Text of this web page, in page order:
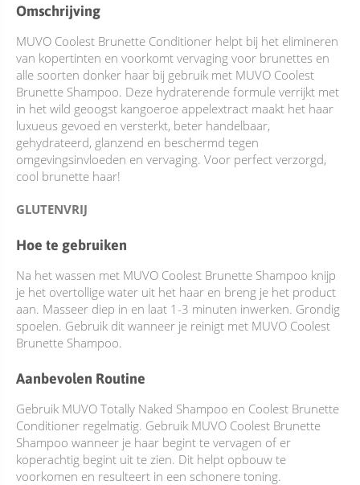
Omschrijving
MUVO Coolest Brunette Conditioner helpt bij het elimineren
van kopertinten en voorkomt vervaging voor brunettes en
alle soorten donker haar bij gebruik met MUVO Coolest
Brunette Shampoo. Deze hydraterende formule verrijkt met
in het wild geoogst kangoeroe appelextract maakt het haar
luxueus gevoed en versterkt, beter handelbaar,
gehydrateerd, glanzend en beschermd tegen
omgevingsinvloeden en vervaging. Voor perfect verzorgd,
cool brunette haar!
GLUTENVRIJ
Hoe te gebruiken
Na het wassen met MUVO Coolest Brunette Shampoo knijp
je het overtollige water uit het haar en breng je het product
aan. Masseer diep in en laat 1-3 minuten inwerken. Grondig
spoelen. Gebruik dit wanneer je reinigt met MUVO Coolest
Brunette Shampoo.
Aanbevolen Routine
Gebruik MUVO Totally Naked Shampoo en Coolest Brunette
Conditioner regelmatig. Gebruik MUVO Coolest Brunette
Shampoo wanneer je haar begint te vervagen of er
koperachtig begint uit te zien. Dit helpt opbouw te
voorkomen en resulteert in een schonere toning.